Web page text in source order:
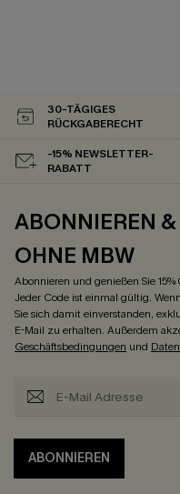
30-TÄGIGES
RÜCKGABERECHT
-15% NEWSLETTER-
RABATT
ABONNIEREN &
OHNE MBW
Abonnieren und genießen Sie
Jeder Code ist einmal gültig.
Sie sich damit einverstanden,
E-Mail zu erhalten. Außerdem
Geschäftsbedingungen und
ABONNIEREN